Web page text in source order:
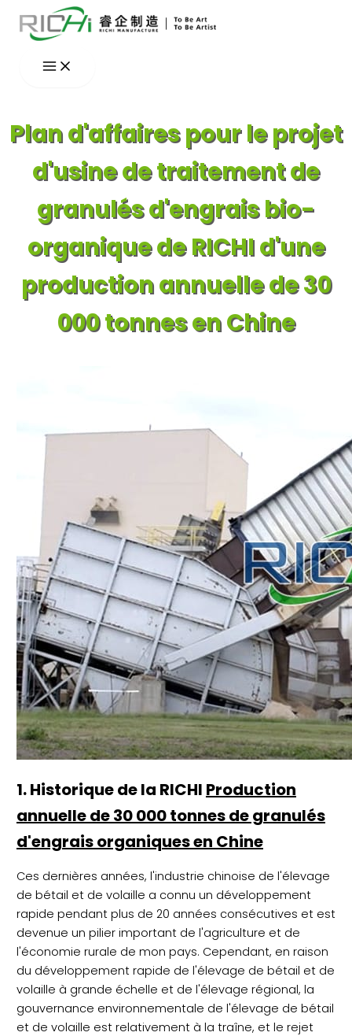
Aller
au
Plan d'affaires pour le projet
d'usine de traitement de
granulés d'engrais bio-
organique de RICHI d'une
production annuelle de 30
000 tonnes en Chine
1. Historique de la RICHI Production
annuelle de 30 000 tonnes de granulés
d'engrais organiques en Chine
Ces dernières années, l'industrie chinoise de l'élevage
de bétail et de volaille a connu un développement
rapide pendant plus de 20 années consécutives et est
devenue un pilier important de l'agriculture et de
l'économie rurale de mon pays. Cependant, en raison
du développement rapide de l'élevage de bétail et de
volaille à grande échelle et de l'élevage régional, la
gouvernance environnementale de l'élevage de bétail
et de volaille est relativement à la traîne, et le rejet